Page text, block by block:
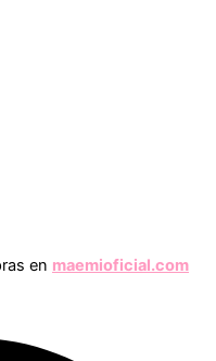
en maemioficial.com